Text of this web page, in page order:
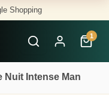
Shopping
Perfumes
1
Nuit Intense Man